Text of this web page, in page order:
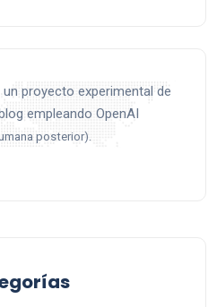
un proyecto experimental de
empleando OpenAI
posterior).